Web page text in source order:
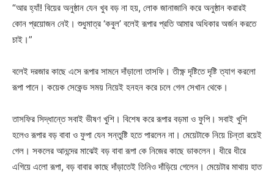
“আর হ্যাঁ! বিয়ের অনুষ্ঠান যেন খুব বড় না হয়, লোক জানাজানি করে অনুষ্ঠান করারই
কোন প্রয়োজন নেই। শুধুমাত্র ‘কবুল’ বলেই রূপার প্রতি আমার অধিকার অর্জন করতে
চাই।”
বলেই দরজার কাছে এসে রূপার সামনে দাঁড়ালো তাসফি। তীক্ষ্ণ দৃষ্টিতে দৃষ্টি ত্যাগ করলো
রূপা পানে। কয়েক সেকেন্ড সময় নিয়েই হনহন করে চলে গেল সেখান থেকে।
তাসফির সিদ্ধান্তে সবাই ভীষণ খুশি। বিশেষ করে রূপার বড়মা ও ফুপি। সবাই খুশি
হলেও রূপার বড় বাবা ও ফুপা যেন সন্তুষ্টি হতে পারলেন না। মেয়েটাকে নিয়ে চিন্তা রয়েই
গেল। সকলের আনন্দের মাঝেই বড় বাবা রূপা কে নিজের কাছে ডাকলেন। ধীরে ধীরে
এগিয়ে এলো রূপা, বড় বাবার কাছে দাঁড়াতেই তিনিও দাঁড়িয়ে গেলেন। মেয়েটার মাথায় হাত